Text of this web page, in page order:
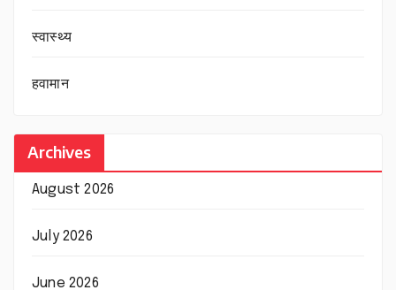
स्वास्थ्य
हवामान
Archives
August 2026
July 2026
June 2026